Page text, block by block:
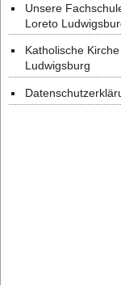
Unsere
Loreto
Katholische Kirche
Ludwigsburg